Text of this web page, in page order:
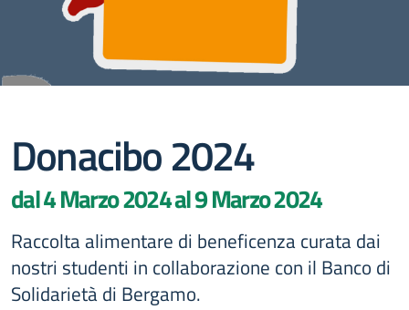
Donacibo 2024
dal 4 Marzo 2024 al 9 Marzo 2024
Raccolta alimentare di beneficenza curata dai
nostri studenti in collaborazione con il Banco di
Solidarietà di Bergamo.